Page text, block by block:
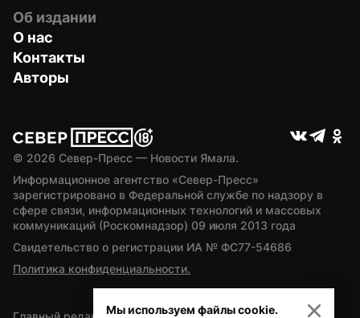
Об издании
О нас
Контакты
Авторы
© 2026 Север-Пресс — Новости Ямала.
Информационное агентство «Север-Пресс»
зарегистрировано в Федеральной службе по надзору в
сфере связи, информационных технологий и массовых
коммуникаций (Роскомнадзор) 09 июля 2013 года
Свидетельство о регистрации ИА № ФС77-54686
Политика конфиденциальности.
Мы используем файлы cookie.